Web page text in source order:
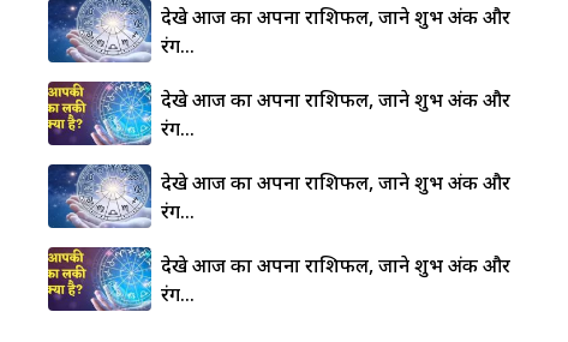
देखे आज का अपना राशिफल, जाने शुभ अंक और
रंग…
देखे आज का अपना राशिफल, जाने शुभ अंक और
रंग…
देखे आज का अपना राशिफल, जाने शुभ अंक और
रंग…
देखे आज का अपना राशिफल, जाने शुभ अंक और
रंग…